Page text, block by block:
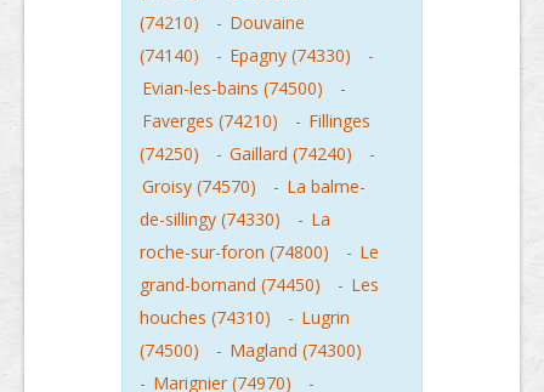
(74210)
- Douvaine
(74140)
- Epagny (74330)
-
Evian-les-bains (74500)
-
Faverges (74210)
- Fillinges
(74250)
- Gaillard (74240)
-
Groisy (74570)
- La balme-
de-sillingy (74330)
- La
roche-sur-foron (74800)
- Le
grand-bornand (74450)
- Les
houches (74310)
- Lugrin
(74500)
- Magland (74300)
- Marignier (74970)
-